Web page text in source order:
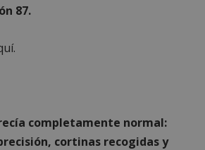
87.
completamente normal:
cortinas recogidas y